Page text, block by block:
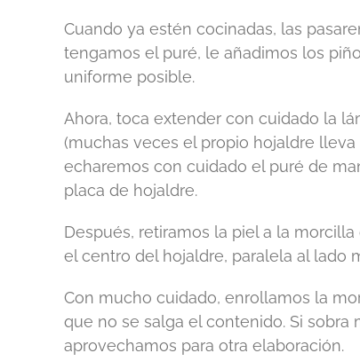
Cuando ya estén cocinadas, las
tengamos el puré, le añadimos los
uniforme posible.
Ahora, toca extender con cuidado la
(muchas veces el propio hojaldre
echaremos con cuidado el puré de
placa de hojaldre.
Después, retiramos la piel a la
el centro del hojaldre, paralela al lado
Con mucho cuidado, enrollamos la
que no se salga el contenido. Si
aprovechamos para otra elaboración.